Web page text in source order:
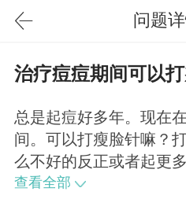
问题
治疗痘痘期间可以
总是起痘好多年。现在
间。可以打瘦脸针嘛？
么不好的反正或者起更
继续针清治痘吗？
查看全部